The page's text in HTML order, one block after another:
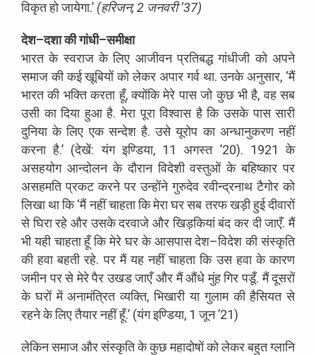
विकृतहोजायेगा.’ (हरिजन, 2 जनवरी ’37)
देश–दशाकीगांधी–समीक्षा
भारत के स्वराज के लिए आजीवन प्रतिबद्ध गांधीजी को अपने
समाज की कई खूबियों को लेकर अपार गर्व था.उनके अनुसार, ‘मैं
भारत की भक्ति करता हूँ,क्योंकि मेरे पास जो कुछ भी है,वह सब
उसी का दिया हुआ है.मेरा पूरा विश्वास है कि उसके पास सारी
दुनिया के लिए एक सन्देश है.उसे यूरोप का अन्धानुकरण नहीं
करना है.’ (देखें:यंग इण्डिया, 11अगस्त ’20). 1921के
असहयोग आन्दोलन के दौरान विदेशी वस्तुओं के बहिष्कार पर
असहमति प्रकट करने पर उन्होंने गुरुदेव रवीन्द्रनाथ टैगोर को
लिखाथाकि ‘मैंनहींचाहताकिमेराघर सब तरफखड़ीहुईदीवारों
से घिरा रहे और उसके दरवाजे और खिड़कियां बंद कर दी जाएँ.मैं
भी यही चाहता हूँ कि मेरे घर के आसपास देश–विदेश की संस्कृति
की हवा बहती रहे.पर मैं यह नहीं चाहता कि उस हवा के कारण
जमीन पर से मेरे पैर उखड जाएँ और मैं औंधे मुंह गिर पडूँ.मैं दूसरों
के घरों में अनामंत्रित व्यक्ति,भिखारी या गुलाम की हैसियत से
रहनेकेलिएतैयारनहींहूँ.’ (यंगइण्डिया, 1जून’21)
लेकिनसमाजऔरसंस्कृतिकेकुछमहादोषोंकोलेकरबहुतग्लानि